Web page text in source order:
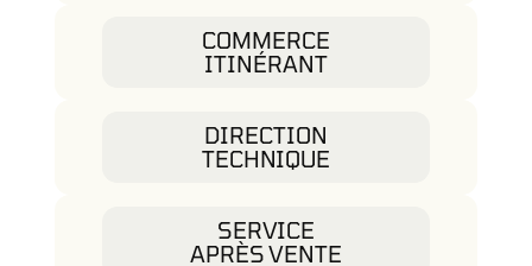
COMMERCE
ITINÉRANT
DIRECTION
TECHNIQUE
SERVICE
APRÈS VENTE